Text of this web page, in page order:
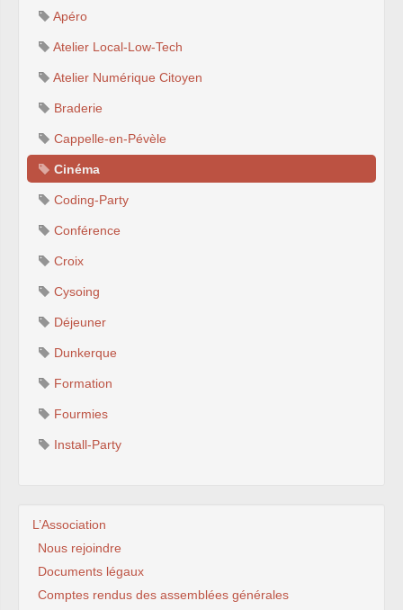
Apéro
Atelier Local-Low-Tech
Atelier Numérique Citoyen
Braderie
Cappelle-en-Pévèle
Cinéma
Coding-Party
Conférence
Croix
Cysoing
Déjeuner
Dunkerque
Formation
Fourmies
Install-Party
L’Association
Nous rejoindre
Documents légaux
Comptes rendus des assemblées générales